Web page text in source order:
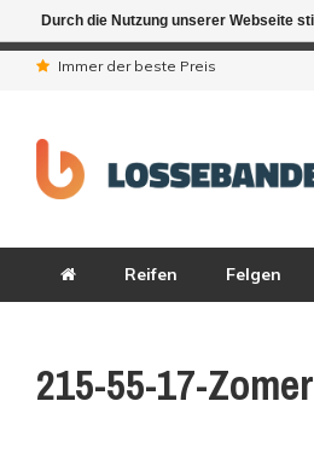
Immer der beste Preis
Reifen Felgen
215-55-17-
Durch die Nutzung unserer Webseite